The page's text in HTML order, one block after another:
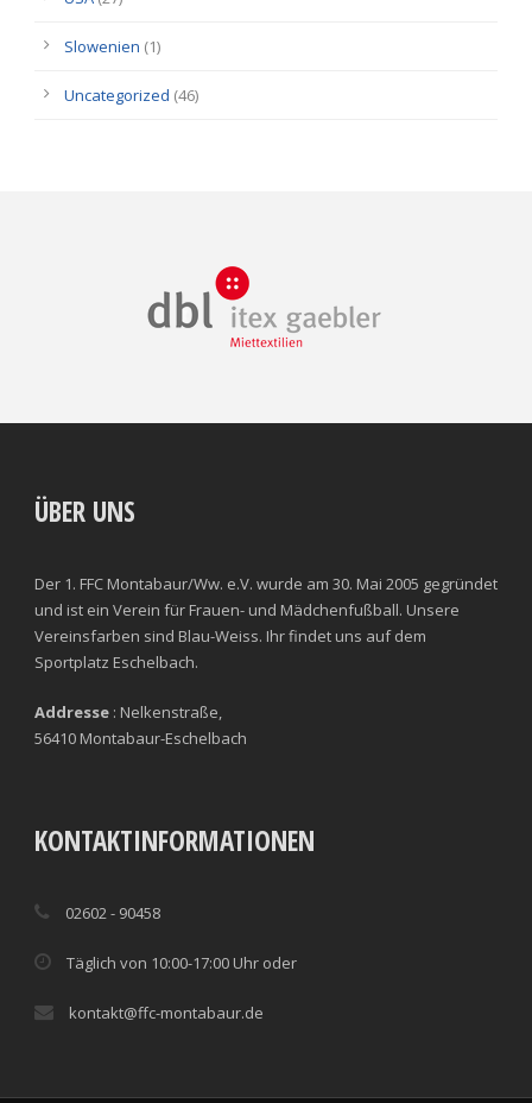
Slowenien (1)
Uncategorized (46)
ÜBER UNS
Der 1. FFC Montabaur/Ww. e.V. wurde am 30. Mai 2005 gegründet
und ist ein Verein für Frauen- und Mädchenfußball. Unsere
Vereinsfarben sind Blau-Weiss. Ihr findet uns auf dem
Sportplatz Eschelbach.
Addresse : Nelkenstraße,
56410 Montabaur-Eschelbach
KONTAKTINFORMATIONEN
02602 - 90458
Täglich von 10:00-17:00 Uhr oder
kontakt@ffc-montabaur.de